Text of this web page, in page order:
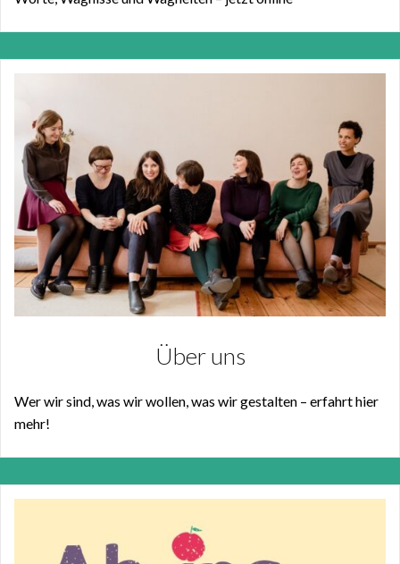
Über uns
Wer wir sind, was wir wollen, was wir gestalten – erfahrt hier
mehr!